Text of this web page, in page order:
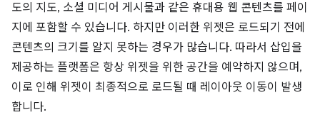
도의 지도, 소셜 미디어 게시물과 같은 휴대용 웹 콘텐츠를 페이
지에 포함할 수 있습니다. 하지만 이러한 위젯은 로드되기 전에
콘텐츠의 크기를 알지 못하는 경우가 많습니다. 따라서 삽입을
제공하는 플랫폼은 항상 위젯을 위한 공간을 예약하지 않으며,
이로 인해 위젯이 최종적으로 로드될 때 레이아웃 이동이 발생
합니다.